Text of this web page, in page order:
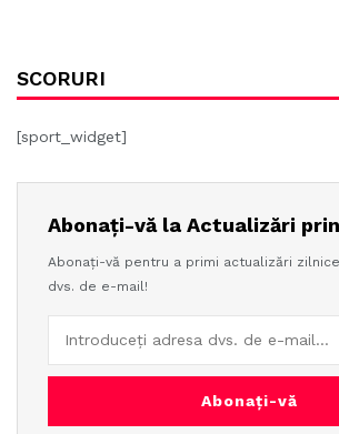
SCORURI
[sport_widget]
Abonați-vă la Actualizări
Abonați-vă pentru a primi actualizări
dvs. de e-mail!
Abonați-vă